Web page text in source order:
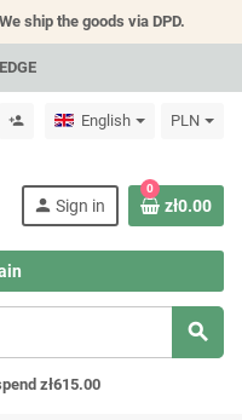
We ship the goods via DPD.
person_add English PLN
search
person Sign in
0
zł0.00
zł615.00